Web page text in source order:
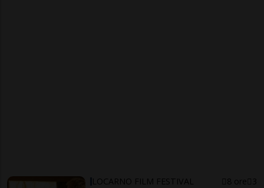
LOCARNO FILM FESTIVAL 8 ore 3